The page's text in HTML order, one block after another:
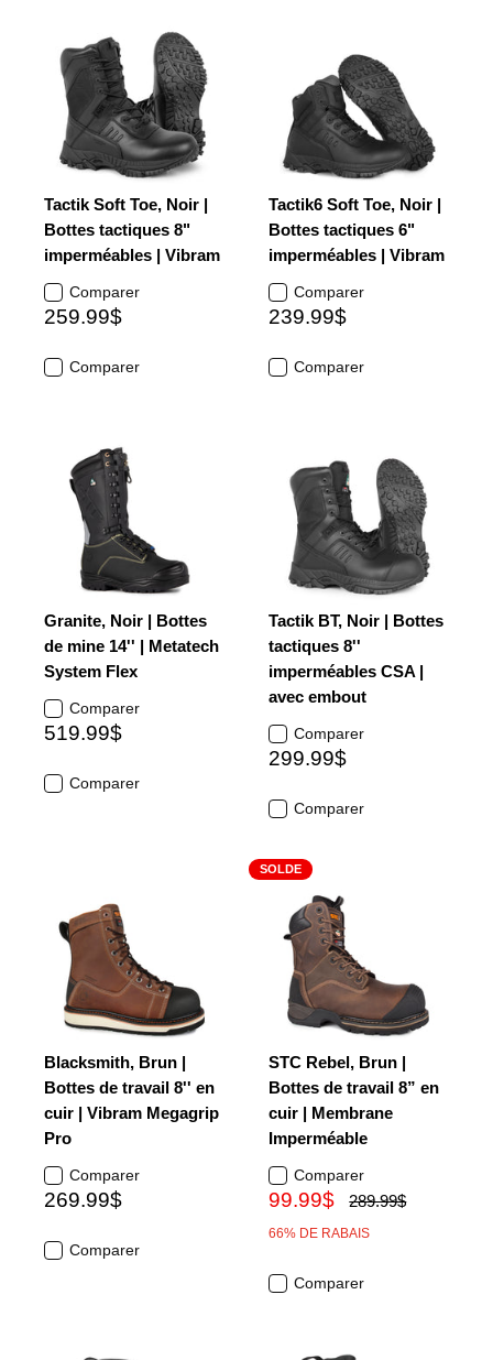
Tactik Soft Toe, Noir |
Bottes tactiques 8"
imperméables | Vibram
Comparer
259.99$
Comparer
Tactik6 Soft Toe, Noir |
Bottes tactiques 6"
imperméables | Vibram
Comparer
239.99$
Comparer
Granite, Noir | Bottes
de mine 14'' | Metatech
System Flex
Comparer
519.99$
Comparer
Tactik BT, Noir | Bottes
tactiques 8''
imperméables CSA |
avec embout
Comparer
299.99$
Comparer
Blacksmith, Brun |
Bottes de travail 8'' en
cuir | Vibram Megagrip
Pro
Comparer
269.99$
Comparer
SOLDE
STC Rebel, Brun |
Bottes de travail 8” en
cuir | Membrane
Imperméable
Comparer
99.99$ 289.99$
66% DE RABAIS
Comparer